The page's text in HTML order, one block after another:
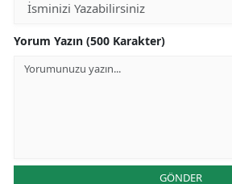
Yorum Yazın (500 Karakter)
GÖNDER